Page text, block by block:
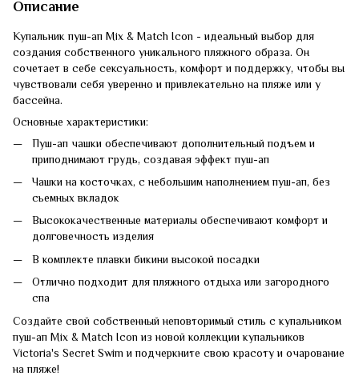
Описание
Купальник пуш-ап Mix & Match Icon - идеальный выбор для
создания собственного уникального пляжного образа. Он
сочетает в себе сексуальность, комфорт и поддержку, чтобы вы
чувствовали себя уверенно и привлекательно на пляже или у
бассейна.
Основные характеристики:
Пуш-ап чашки обеспечивают дополнительный подъем и
приподнимают грудь, создавая эффект пуш-ап
Чашки на косточках, с небольшим наполнением пуш-ап, без
сьемных вкладок
Высококачественные материалы обеспечивают комфорт и
долговечность изделия
В комплекте плавки бикини высокой посадки
Отлично подходит для пляжного отдыха или загородного
спа
Создайте свой собственный неповторимый стиль с купальником
пуш-ап Mix & Match Icon из новой коллекции купальников
Victoria's Secret Swim и подчеркните свою красоту и очарование
на пляже!